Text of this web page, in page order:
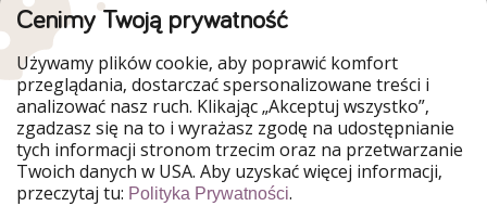
WakacyjniPiraci są częścią Grupy HolidayPirates
Nasze rynki
PiratinViaggio
HolidayPirates
VakantiePiraten
VoyagesPirates
Ferienpiraten
Urlaubspiraten
Urlaubspiraten
ViajerosPiratas
TravelPirates
Cenimy Twoją prywatność
Używamy plików cookie, aby poprawić komfort
przeglądania, dostarczać spersonalizowane treści i
analizować nasz ruch. Klikając „Akceptuj wszystko”,
zgadzasz się na to i wyrażasz zgodę na udostępnianie
tych informacji stronom trzecim oraz na przetwarzanie
Twoich danych w USA. Aby uzyskać więcej informacji,
przeczytaj tu: Polityka Prywatności.